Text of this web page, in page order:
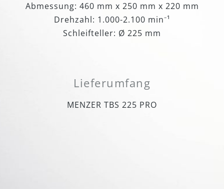
Abmessung: 460 mm x 250 mm x 220 mm
Drehzahl: 1.000-2.100 min⁻¹
Schleifteller: Ø 225 mm
Lieferumfang
MENZER TBS 225 PRO